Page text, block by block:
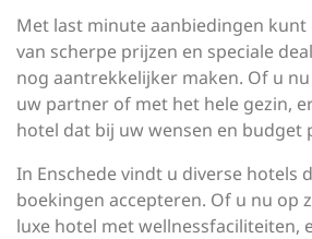
Met last minute aanbiedingen
van scherpe prijzen en speciale
nog aantrekkelijker maken. Of u
uw partner of met het hele gezin,
hotel dat bij uw wensen en budget
In Enschede vindt u diverse hotels
boekingen accepteren. Of u nu op
luxe hotel met wellnessfaciliteiten,